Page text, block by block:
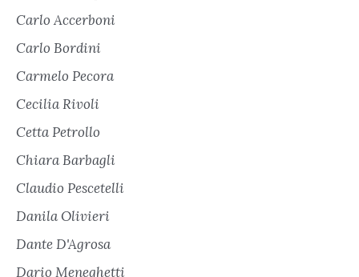
Carlo Accerboni
Carlo Bordini
Carmelo Pecora
Cecilia Rivoli
Cetta Petrollo
Chiara Barbagli
Claudio Pescetelli
Danila Olivieri
Dante D'Agrosa
Dario Meneghetti